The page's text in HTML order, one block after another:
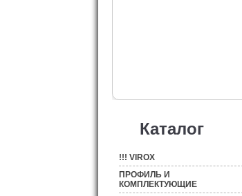
Каталог
!!! VIROX
ПРОФИЛЬ И
КОМПЛЕКТУЮЩИЕ